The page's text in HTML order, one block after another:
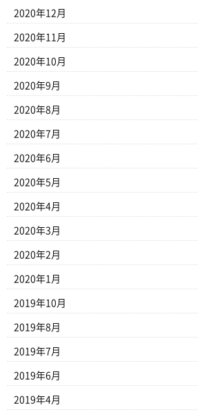
2020年12月
2020年11月
2020年10月
2020年9月
2020年8月
2020年7月
2020年6月
2020年5月
2020年4月
2020年3月
2020年2月
2020年1月
2019年10月
2019年8月
2019年7月
2019年6月
2019年4月